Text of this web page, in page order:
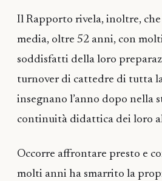
Il Rapporto rivela, inoltre,
media, oltre 52 anni, con
soddisfatti della loro
turnover di cattedre di tutta
insegnano l’anno dopo nella
continuità didattica dei loro
Occorre affrontare presto e
molti anni ha smarrito la